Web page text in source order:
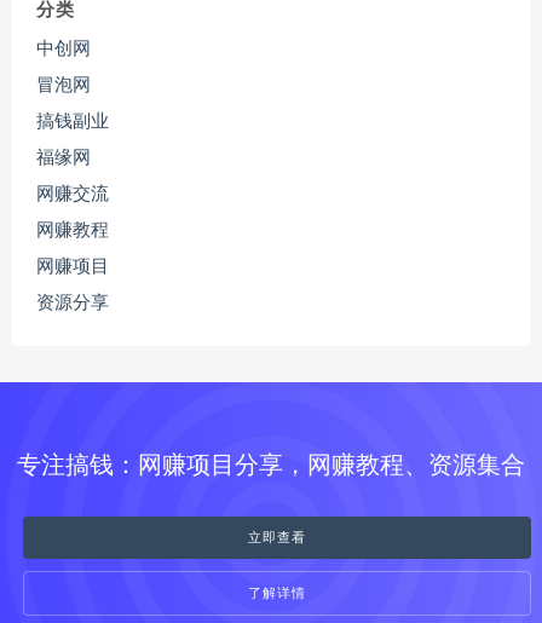
分类
中创网
冒泡网
搞钱副业
福缘网
网赚交流
网赚教程
网赚项目
资源分享
专注搞钱：网赚项目分享，网赚教程、资源集合
立即查看
了解详情